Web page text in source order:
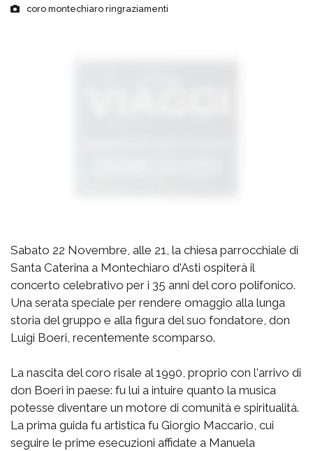
coro montechiaro ringraziamenti
Sabato 22 Novembre, alle 21, la chiesa parrocchiale di
Santa Caterina a Montechiaro d'Asti ospiterà il
concerto celebrativo per i 35 anni del coro polifonico.
Una serata speciale per rendere omaggio alla lunga
storia del gruppo e alla figura del suo fondatore, don
Luigi Boeri, recentemente scomparso.
La nascita del coro risale al 1990, proprio con l'arrivo di
don Boeri in paese: fu lui a intuire quanto la musica
potesse diventare un motore di comunità e spiritualità.
La prima guida fu artistica fu Giorgio Maccario, cui
seguire le prime esecuzioni affidate a Manuela